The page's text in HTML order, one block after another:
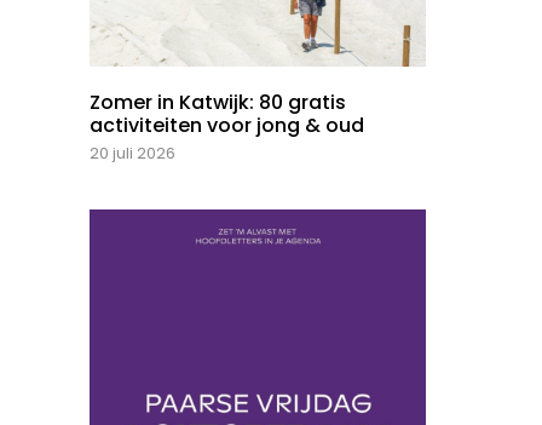
Zomer in Katwijk: 80 gratis
activiteiten voor jong & oud
20 juli 2026